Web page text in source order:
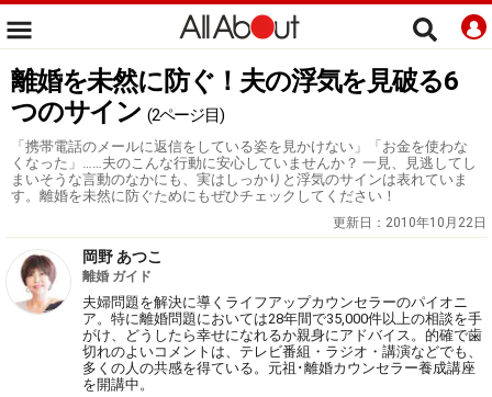
離婚を未然に防ぐ！夫の浮気を見破る6
つのサイン (2ページ目)
「携帯電話のメールに返信をしている姿を見かけない」「お金を使わな
くなった」……夫のこんな行動に安心していませんか？ 一見、見逃してし
まいそうな言動のなかにも、実はしっかりと浮気のサインは表れていま
す。離婚を未然に防ぐためにもぜひチェックしてください！
更新日： 2010年10月22日
岡野 あつこ
離婚 ガイド
夫婦問題を解決に導くライフアップカウンセラーのパイオニ
ア。特に離婚問題においては28年間で35,000件以上の相談を手
がけ、どうしたら幸せになれるか親身にアドバイス。的確で歯
切れのよいコメントは、テレビ番組・ラジオ・講演などでも、
多くの人の共感を得ている。元祖･離婚カウンセラー養成講座
を開講中。